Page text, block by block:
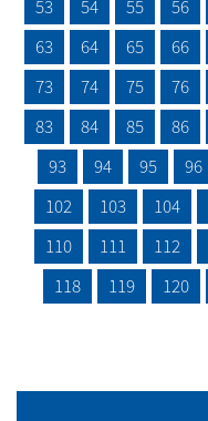
53
54 55 56
63
64 65 66
73
74 75 76
83
84 85 86
93
94 95 96
102
103 104
110
111 112
118
119 120